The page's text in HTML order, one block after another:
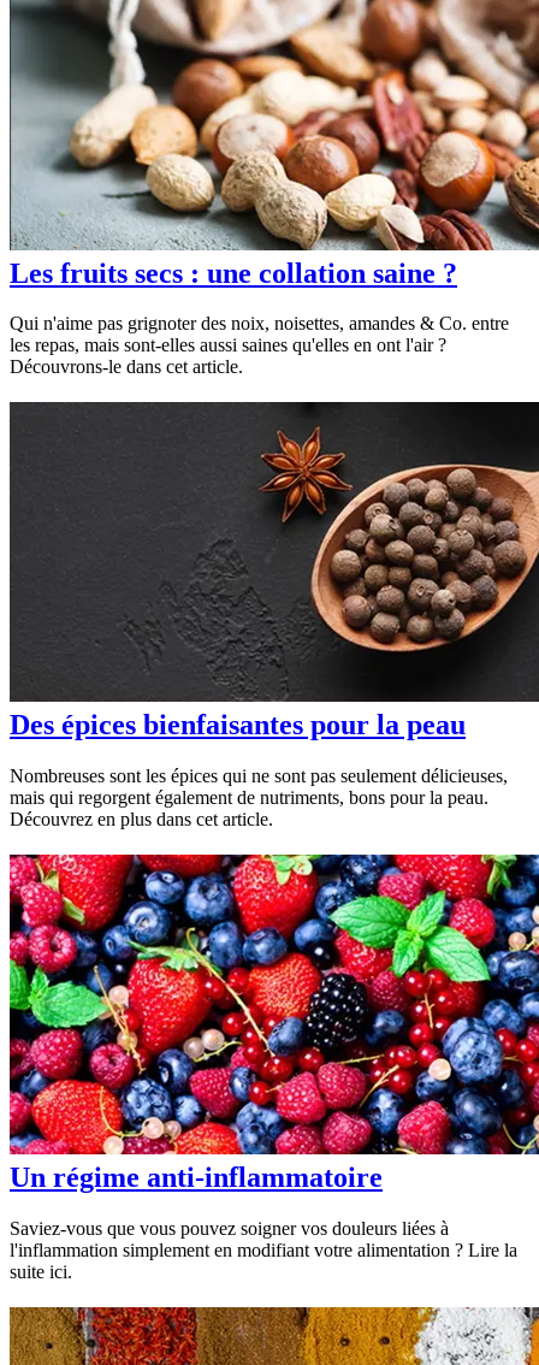
Les fruits secs : une collation saine ?
Qui n'aime pas grignoter des noix, noisettes, amandes & Co. entre
les repas, mais sont-elles aussi saines qu'elles en ont l'air ?
Découvrons-le dans cet article.
Des épices bienfaisantes pour la peau
Nombreuses sont les épices qui ne sont pas seulement délicieuses,
mais qui regorgent également de nutriments, bons pour la peau.
Découvrez en plus dans cet article.
Un régime anti-inflammatoire
Saviez-vous que vous pouvez soigner vos douleurs liées à
l'inflammation simplement en modifiant votre alimentation ? Lire la
suite ici.